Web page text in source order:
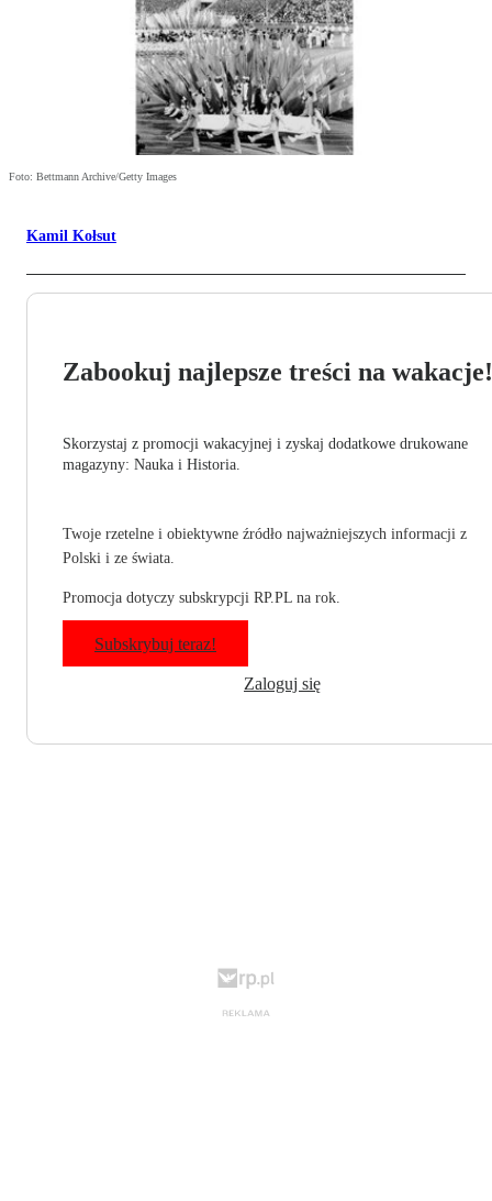
Foto: Bettmann Archive/Getty Images
Kamil Kołsut
Zabookuj najlepsze treści na wakacje!
Skorzystaj z promocji wakacyjnej i zyskaj dodatkowe drukowane
magazyny: Nauka i Historia.
Twoje rzetelne i obiektywne źródło najważniejszych informacji z
Polski i ze świata.
Promocja dotyczy subskrypcji RP.PL na rok.
Subskrybuj teraz!
Zaloguj się